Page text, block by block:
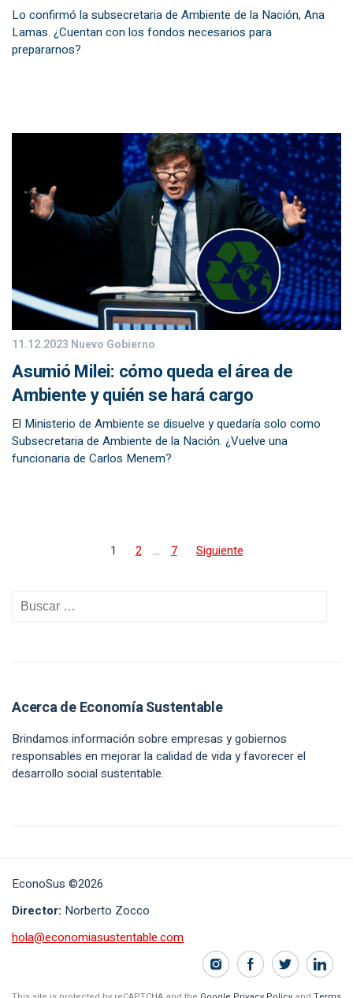
Lo confirmó la subsecretaria de Ambiente de la Nación, Ana
Lamas. ¿Cuentan con los fondos necesarios para
prepararnos?
11.12.2023 Nuevo Gobierno
Asumió Milei: cómo queda el área de
Ambiente y quién se hará cargo
El Ministerio de Ambiente se disuelve y quedaría solo como
Subsecretaria de Ambiente de la Nación. ¿Vuelve una
funcionaria de Carlos Menem?
1 2 … 7 Siguiente
Acerca de Economía Sustentable
Brindamos información sobre empresas y gobiernos
responsables en mejorar la calidad de vida y favorecer el
desarrollo social sustentable.
EconoSus ©2026
Director: Norberto Zocco
hola@economiasustentable.com